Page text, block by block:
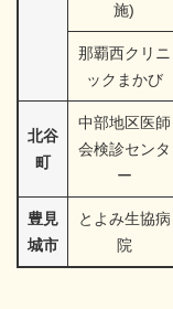
施)
那覇西クリニ
ックまかび
北谷
町
中部地区医師
会検診センタ
ー
豊見
城市
とよみ生協病
院